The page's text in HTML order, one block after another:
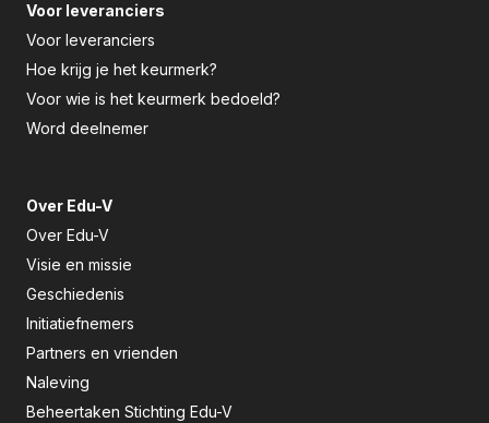
Voor leveranciers
Voor leveranciers
Hoe krijg je het keurmerk?
Voor wie is het keurmerk bedoeld?
Word deelnemer
Over Edu-V
Over Edu-V
Visie en missie
Geschiedenis
Initiatiefnemers
Partners en vrienden
Naleving
Beheertaken Stichting Edu-V